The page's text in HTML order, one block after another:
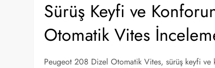
Sürüş Keyfi ve
Otomatik Vites
Peugeot 208 Dizel Otomatik Vites, sürüş keyfi